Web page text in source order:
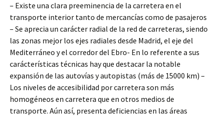
– Existe una clara preeminencia de la carretera en el
transporte interior tanto de mercancías como de pasajeros
– Se aprecia un carácter radial de la red de carreteras, siendo
las zonas mejor los ejes radiales desde Madrid, el eje del
Mediterráneo y el corredor del Ebro- En lo referente a sus
carácterísticas técnicas hay que destacar la notable
expansión de las autovías y autopistas (más de 15000 km) –
Los niveles de accesibilidad por carretera son más
homogéneos en carretera que en otros medios de
transporte. Aún así, presenta deficiencias en las áreas